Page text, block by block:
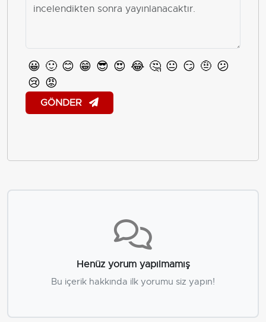
😀 🙂 😊 😁 😎 😍 😂 🤔 😐 😏 🤨 😕
😢 😡
GÖNDER
Henüz yorum yapılmamış
Bu içerik hakkında ilk yorumu siz yapın!